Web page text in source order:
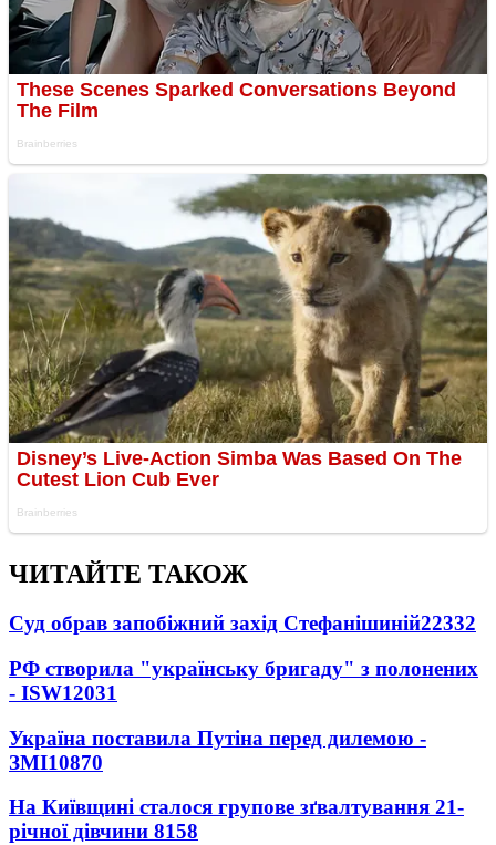
ЧИТАЙТЕ ТАКОЖ
Суд обрав запобіжний захід Стефанішиній22332
РФ створила "українську бригаду" з полонених
- ISW12031
Україна поставила Путіна перед дилемою -
ЗМІ10870
На Київщині сталося групове зґвалтування 21-
річної дівчини 8158